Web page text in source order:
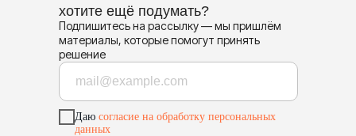
хотите ещё подумать?
Подпишитесь на рассылку — мы пришлём
материалы, которые помогут принять
решение
Даю согласие на обработку персональных
данных